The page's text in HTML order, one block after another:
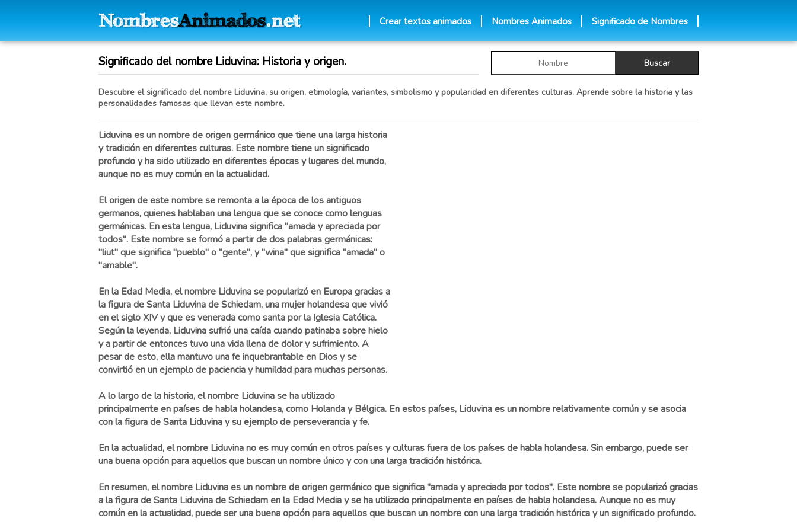
Crear textos animados Nombres Animados Significado de Nombres
Significado del nombre Liduvina: Historia y origen.
Descubre el significado del nombre Liduvina, su origen, etimología, variantes, simbolismo y popularidad en diferentes culturas. Aprende sobre la historia y las
personalidades famosas que llevan este nombre.
Liduvina es un nombre de origen germánico que tiene una larga historia
y tradición en diferentes culturas. Este nombre tiene un significado
profundo y ha sido utilizado en diferentes épocas y lugares del mundo,
aunque no es muy común en la actualidad.
El origen de este nombre se remonta a la época de los antiguos
germanos, quienes hablaban una lengua que se conoce como lenguas
germánicas. En esta lengua, Liduvina significa "amada y apreciada por
todos". Este nombre se formó a partir de dos palabras germánicas:
"liut" que significa "pueblo" o "gente", y "wina" que significa "amada" o
"amable".
En la Edad Media, el nombre Liduvina se popularizó en Europa gracias a
la figura de Santa Liduvina de Schiedam, una mujer holandesa que vivió
en el siglo XIV y que es venerada como santa por la Iglesia Católica.
Según la leyenda, Liduvina sufrió una caída cuando patinaba sobre hielo
y a partir de entonces tuvo una vida llena de dolor y sufrimiento. A
pesar de esto, ella mantuvo una fe inquebrantable en Dios y se
convirtió en un ejemplo de paciencia y humildad para muchas personas.
A lo largo de la historia, el nombre Liduvina se ha utilizado
principalmente en países de habla holandesa, como Holanda y Bélgica. En estos países, Liduvina es un nombre relativamente común y se asocia
con la figura de Santa Liduvina y su ejemplo de perseverancia y fe.
En la actualidad, el nombre Liduvina no es muy común en otros países y culturas fuera de los países de habla holandesa. Sin embargo, puede ser
una buena opción para aquellos que buscan un nombre único y con una larga tradición histórica.
En resumen, el nombre Liduvina es un nombre de origen germánico que significa "amada y apreciada por todos". Este nombre se popularizó gracias
a la figura de Santa Liduvina de Schiedam en la Edad Media y se ha utilizado principalmente en países de habla holandesa. Aunque no es muy
común en la actualidad, puede ser una buena opción para aquellos que buscan un nombre con una larga tradición histórica y un significado profundo.